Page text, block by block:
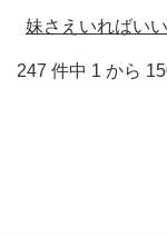
妹さえいればいい
247 件中 1 から